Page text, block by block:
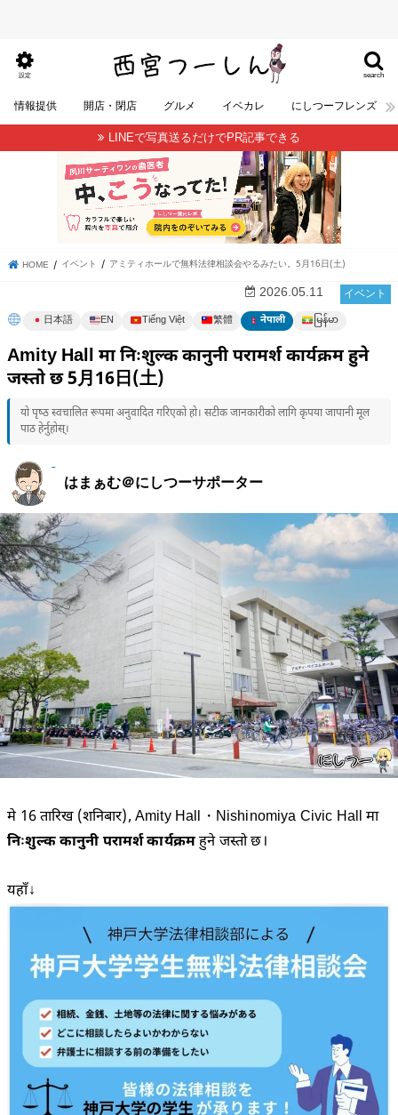
search
設定
情報提供 開店・閉店 グルメ イベカレ にしつーフレンズ
LINEで写真送るだけでPR記事できる
HOME イベント アミティホールで無料法律相談会やるみたい。5月16日(土)
イベント
2026.05.11
日本語 EN Tiếng Việt 繁體 नेपाली မြန်မာ
Amity Hall मा निःशुल्क कानुनी परामर्श कार्यक्रम हुने
जस्तो छ 5月16日(土)
यो पृष्ठ स्वचालित रूपमा अनुवादित गरिएको हो। सटीक जानकारीको लागि कृपया जापानी मूल
पाठ हेर्नुहोस्।
はまぁむ＠にしつーサポーター
मे 16 तारिख (शनिबार), Amity Hall・Nishinomiya Civic Hall मा
निःशुल्क कानुनी परामर्श कार्यक्रमहुने जस्तो छ।
यहाँ↓